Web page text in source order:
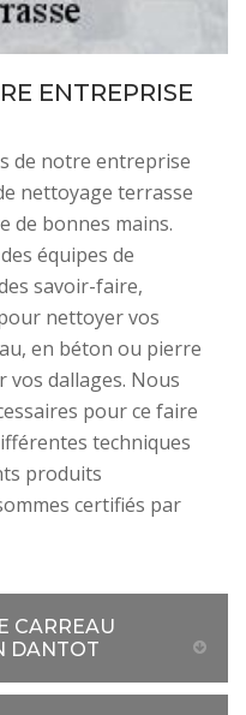
ENTREPRISE
de notre entreprise
nettoyage terrasse
de bonnes mains.
équipes de
savoir-faire,
nettoyer vos
en béton ou pierre
vos dallages. Nous
pour ce faire
techniques
produits
certifiés par
CARREAU
DANTOT